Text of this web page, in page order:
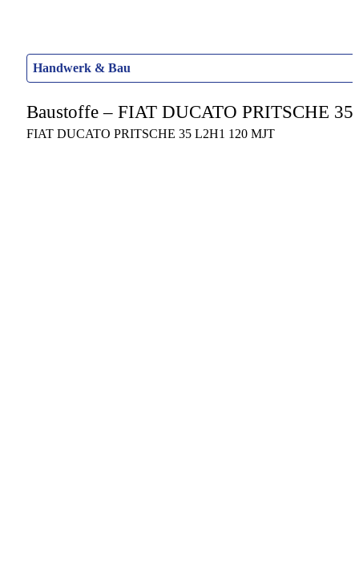
Handwerk & Bau
Baustoffe – FIAT DUCATO PRITSCHE
FIAT DUCATO PRITSCHE 35 L2H1 120 MJT